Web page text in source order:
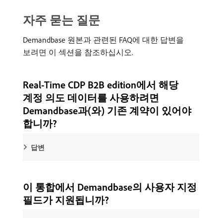
자주 묻는 질문
Demandbase 원본과 관련된 FAQ에 대한 답변을
보려면 이 섹션을 참조하십시오.
Real-Time CDP B2B edition에서 해당
계정 의도 데이터를 사용하려면
Demandbase과(와) 기존 계약이 있어야
합니까?
답변
이 통합에서 Demandbase의 사용자 지정
필드가 지원됩니까?